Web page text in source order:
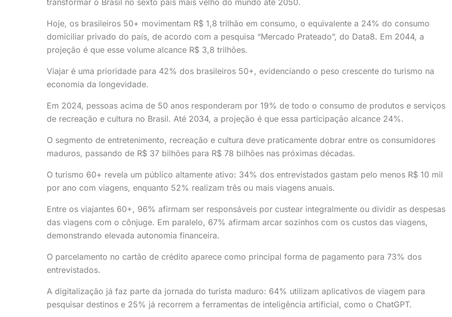
Hoje, os brasileiros 50+ movimentam R$ 1,8 trilhão em consumo, o equivalente a 24% do consumo
domiciliar privado do país, de acordo com a pesquisa “Mercado Prateado”, do Data8. Em 2044, a
projeção é que esse volume alcance R$ 3,8 trilhões.
Viajar é uma prioridade para 42% dos brasileiros 50+, evidenciando o peso crescente do turismo na
economia da longevidade.
Em 2024, pessoas acima de 50 anos responderam por 19% de todo o consumo de produtos e serviços
de recreação e cultura no Brasil. Até 2034, a projeção é que essa participação alcance 24%.
O segmento de entretenimento, recreação e cultura deve praticamente dobrar entre os consumidores
maduros, passando de R$ 37 bilhões para R$ 78 bilhões nas próximas décadas.
O turismo 60+ revela um público altamente ativo: 34% dos entrevistados gastam pelo menos R$ 10 mil
por ano com viagens, enquanto 52% realizam três ou mais viagens anuais.
Entre os viajantes 60+, 96% afirmam ser responsáveis por custear integralmente ou dividir as despesas
das viagens com o cônjuge. Em paralelo, 67% afirmam arcar sozinhos com os custos das viagens,
demonstrando elevada autonomia financeira.
O parcelamento no cartão de crédito aparece como principal forma de pagamento para 73% dos
entrevistados.
A digitalização já faz parte da jornada do turista maduro: 64% utilizam aplicativos de viagem para
pesquisar destinos e 25% já recorrem a ferramentas de inteligência artificial, como o ChatGPT.